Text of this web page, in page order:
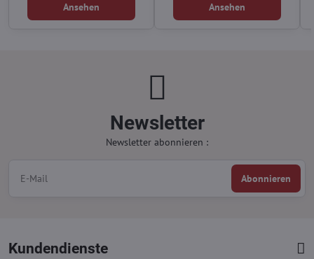
Ansehen Ansehen
Newsletter
Newsletter abonnieren :
Abonnieren
Kundendienste